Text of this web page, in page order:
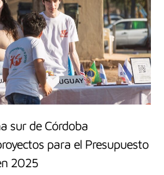
sur de Córdoba
para el Presupuesto
2025